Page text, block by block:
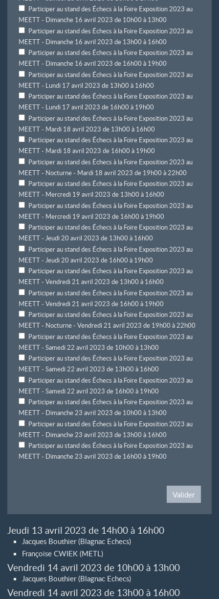
Participer au stand des Échecs à la Foire Exposition 2023 au
MEETT - Dimanche 16 avril 2023 de 10h00 à 13h00
Participer au stand des Échecs à la Foire Exposition 2023 au
MEETT - Dimanche 16 avril 2023 de 13h00 à 16h00
Participer au stand des Échecs à la Foire Exposition 2023 au
MEETT - Dimanche 16 avril 2023 de 16h00 à 19h00
Participer au stand des Échecs à la Foire Exposition 2023 au
MEETT - Lundi 17 avril 2023 de 13h00 à 16h00
Participer au stand des Échecs à la Foire Exposition 2023 au
MEETT - Lundi 17 avril 2023 de 16h00 à 19h00
Participer au stand des Échecs à la Foire Exposition 2023 au
MEETT - Mardi 18 avril 2023 de 13h00 à 16h00
Participer au stand des Échecs à la Foire Exposition 2023 au
MEETT - Mardi 18 avril 2023 de 16h00 à 19h00
Participer au stand des Échecs à la Foire Exposition 2023 au
MEETT - Nocturne - Mardi 18 avril 2023 de 19h00 à 22h00
Participer au stand des Échecs à la Foire Exposition 2023 au
MEETT - Mercredi 19 avril 2023 de 13h00 à 16h00
Participer au stand des Échecs à la Foire Exposition 2023 au
MEETT - Mercredi 19 avril 2023 de 16h00 à 19h00
Participer au stand des Échecs à la Foire Exposition 2023 au
MEETT - Jeudi 20 avril 2023 de 13h00 à 16h00
Participer au stand des Échecs à la Foire Exposition 2023 au
MEETT - Jeudi 20 avril 2023 de 16h00 à 19h00
Participer au stand des Échecs à la Foire Exposition 2023 au
MEETT - Vendredi 21 avril 2023 de 13h00 à 16h00
Participer au stand des Échecs à la Foire Exposition 2023 au
MEETT - Vendredi 21 avril 2023 de 16h00 à 19h00
Participer au stand des Échecs à la Foire Exposition 2023 au
MEETT - Nocturne - Vendredi 21 avril 2023 de 19h00 à 22h00
Participer au stand des Échecs à la Foire Exposition 2023 au
MEETT - Samedi 22 avril 2023 de 10h00 à 13h00
Participer au stand des Échecs à la Foire Exposition 2023 au
MEETT - Samedi 22 avril 2023 de 13h00 à 16h00
Participer au stand des Échecs à la Foire Exposition 2023 au
MEETT - Samedi 22 avril 2023 de 16h00 à 19h00
Participer au stand des Échecs à la Foire Exposition 2023 au
MEETT - Dimanche 23 avril 2023 de 10h00 à 13h00
Participer au stand des Échecs à la Foire Exposition 2023 au
MEETT - Dimanche 23 avril 2023 de 13h00 à 16h00
Participer au stand des Échecs à la Foire Exposition 2023 au
MEETT - Dimanche 23 avril 2023 de 16h00 à 19h00
Valider
Jeudi 13 avril 2023 de 14h00 à 16h00
Jacques Bouthier (Blagnac Echecs)
Françoise CWIEK (METL)
Vendredi 14 avril 2023 de 10h00 à 13h00
Jacques Bouthier (Blagnac Echecs)
Vendredi 14 avril 2023 de 13h00 à 16h00